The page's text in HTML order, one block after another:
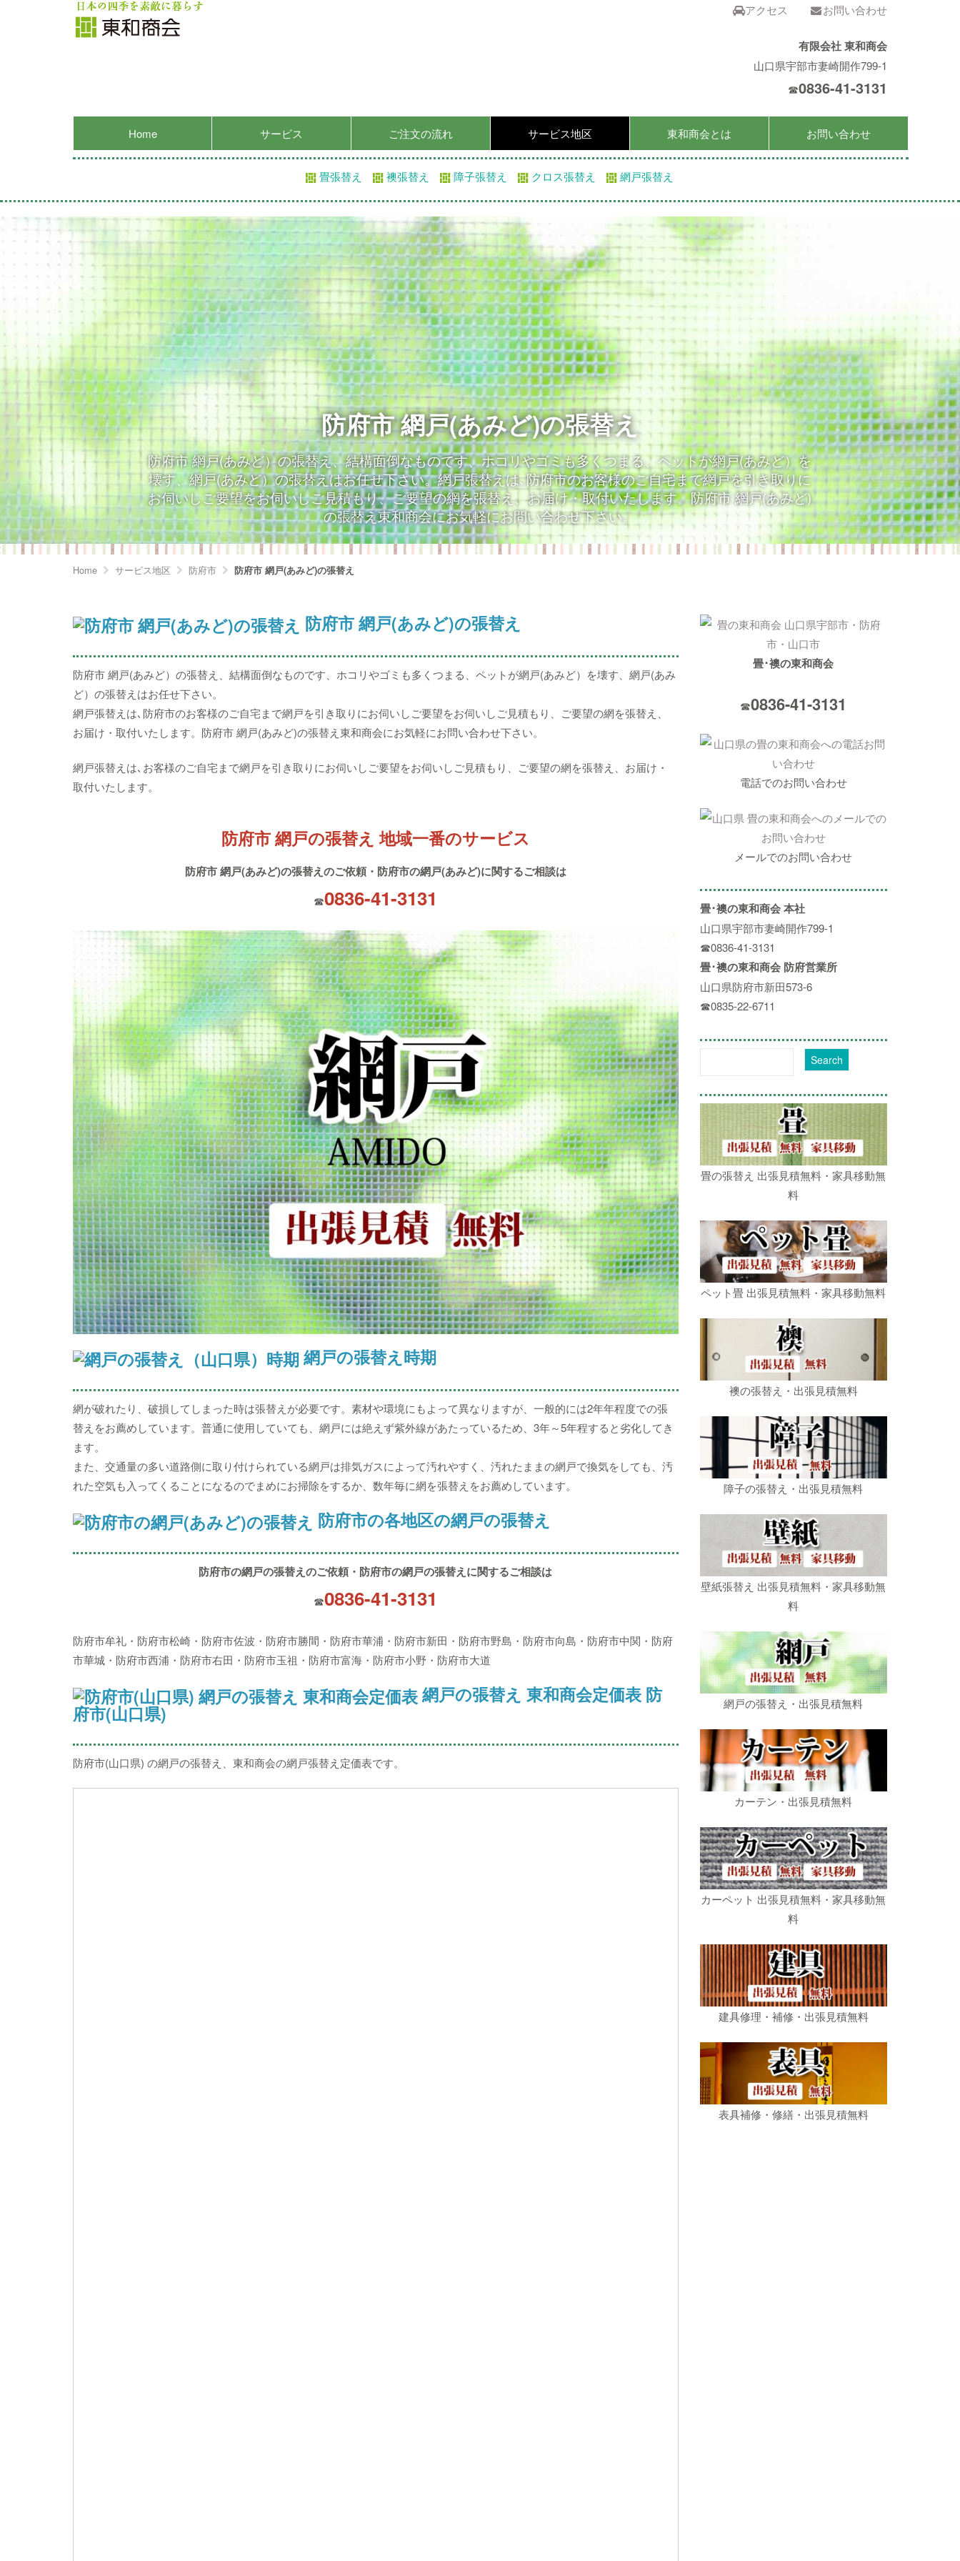
アクセス お問い合わせ
有限会社 東和商会
山口県宇部市妻崎開作799-1
☎0836-41-3131
Home サービス ご注文の流れ サービス地区 東和商会とは お問い合わせ
畳張替え 襖張替え 障子張替え クロス張替え 網戸張替え
防府市 網戸(あみど)の張替え
防府市 網戸(あみど）の張替え、結構面倒なものです、ホコリやゴミも多くつまる、ペットが網戸(あみど）を
壊す、網戸(あみど）の張替えはお任せ下さい。網戸張替えは､防府市のお客様のご自宅まで網戸を引き取りに
お伺いしご要望をお伺いしご見積もり、ご要望の網を張替え、お届け・取付いたします。防府市 網戸(あみど)
の張替え東和商会にお気軽にお問い合わせ下さい。
Home サービス地区 防府市 防府市 網戸(あみど)の張替え
防府市 網戸(あみど)の張替え
防府市 網戸(あみど）の張替え、結構面倒なものです、ホコリやゴミも多くつまる、ペットが網戸(あみど）を壊す、網戸(あみ
ど）の張替えはお任せ下さい。
網戸張替えは､防府市のお客様のご自宅まで網戸を引き取りにお伺いしご要望をお伺いしご見積もり、ご要望の網を張替え、
お届け・取付いたします。防府市 網戸(あみど)の張替え東和商会にお気軽にお問い合わせ下さい。
網戸張替えは､お客様のご自宅まで網戸を引き取りにお伺いしご要望をお伺いしご見積もり、ご要望の網を張替え、お届け・
取付いたします。
防府市 網戸の張替え 地域一番のサービス
防府市 網戸(あみど)の張替えのご依頼・防府市の網戸(あみど)に関するご相談は
☎0836-41-3131
網戸の張替え時期
網が破れたり、破損してしまった時は張替えが必要です。素材や環境にもよって異なりますが、一般的には2年年程度での張
替えをお薦めしています。普通に使用していても、網戸には絶えず紫外線があたっているため、3年～5年程すると劣化してき
ます。
また、交通量の多い道路側に取り付けられている網戸は排気ガスによって汚れやすく、汚れたままの網戸で換気をしても、汚
れた空気も入ってくることになるのでまめにお掃除をするか、数年毎に網を張替えをお薦めしています。
防府市の各地区の網戸の張替え
防府市の網戸の張替えのご依頼・防府市の網戸の張替えに関するご相談は
☎0836-41-3131
防府市牟礼・防府市松崎・防府市佐波・防府市勝間・防府市華浦・防府市新田・防府市野島・防府市向島・防府市中関・防府
市華城・防府市西浦・防府市右田・防府市玉祖・防府市富海・防府市小野・防府市大道
網戸の張替え 東和商会定価表 防
府市(山口県)
防府市(山口県) の網戸の張替え、東和商会の網戸張替え定価表です。
畳･襖の東和商会
☎0836-41-3131
電話でのお問い合わせ
メールでのお問い合わせ
畳･襖の東和商会 本社
山口県宇部市妻崎開作799-1
☎0836-41-3131
畳･襖の東和商会 防府営業所
山口県防府市新田573-6
☎0835-22-6711
畳の張替え 出張見積無料・家具移動無
料
ペット畳 出張見積無料・家具移動無料
襖の張替え・出張見積無料
障子の張替え・出張見積無料
壁紙張替え 出張見積無料・家具移動無
料
網戸の張替え・出張見積無料
カーテン・出張見積無料
カーペット 出張見積無料・家具移動無
料
建具修理・補修・出張見積無料
表具補修・修繕・出張見積無料